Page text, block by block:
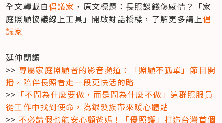
全文轉載自倡議家 ，原文標題：長照談錢傷感情？「家
庭照顧協議線上工具」開啟對話橋樑，了解更多請上倡
議家
延伸閱讀
>> 專屬家庭照顧者的影音頻道：「照顧不孤單」節目開
播，陪伴長照者走一段更快活的路
>> 「不問為什麼要做，而是問為什麼不做」這群照服員
從工作中找到使命，為銀髮族帶來暖心體貼
>> 不必請假也能安心顧爸媽！「優照護」打造台灣首個